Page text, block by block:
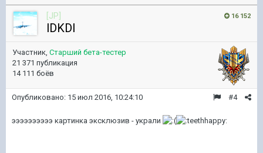
16 152
[JP]
lDKDl
Участник, Старший бета-тестер
21 371 публикация
14 111 боёв
#4
Опубликовано: 15 июл 2016, 10:24:10
ээээээээээ картинка эксклюзив - украли